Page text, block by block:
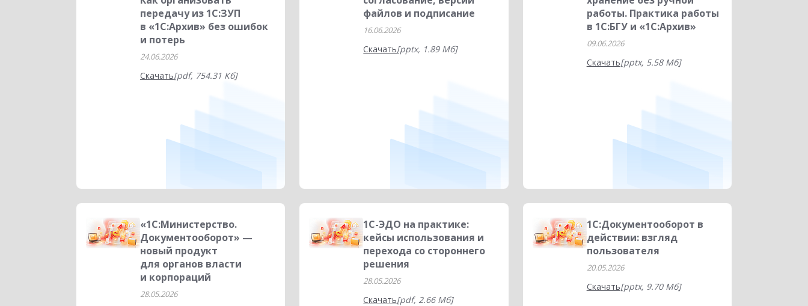
передачу из 1С:ЗУП
в «1С:Архив» без ошибок
и потерь
24.06.2026
Скачать[pdf, 754.31 Кб]
файлов и подписание
16.06.2026
Скачать[pptx, 1.89 Мб]
работы. Практика работы
в 1С:БГУ и «1С:Архив»
09.06.2026
Скачать[pptx, 5.58 Мб]
«1С:Министерство.
Документооборот» —
новый продукт
для органов власти
и корпораций
28.05.2026
1С-ЭДО на практике:
кейсы использования и
перехода со стороннего
решения
28.05.2026
Скачать[pdf, 2.66 Мб]
1С:Документооборот в
действии: взгляд
пользователя
20.05.2026
Скачать[pptx, 9.70 Мб]